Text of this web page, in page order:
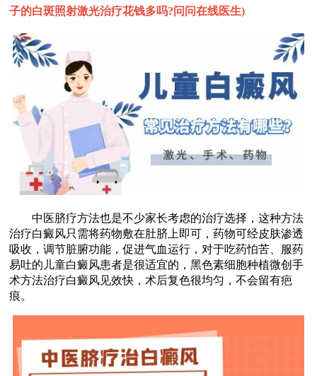
子的白斑照射激光治疗花钱多吗?问问在线医生)
中医脐疗方法也是不少家长考虑的治疗选择，这种方法
治疗白癜风只需将药物敷在肚脐上即可，药物可经皮肤渗透
吸收，调节脏腑功能，促进气血运行，对于吃药怕苦、服药
易吐的儿童白癜风患者是很适宜的，黑色素细胞种植微创手
术方法治疗白癜风见效快，术后复色很均匀，不会留有疤
痕。